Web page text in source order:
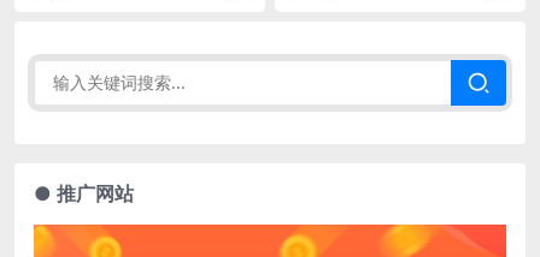
● 推广网站